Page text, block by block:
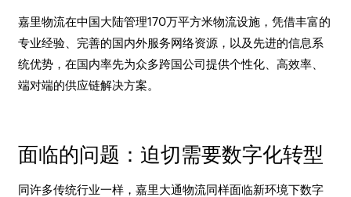
嘉里物流在中国大陆管理170万平方米物流设施，凭借丰富的
专业经验、完善的国内外服务网络资源，以及先进的信息系
统优势，在国内率先为众多跨国公司提供个性化、高效率、
端对端的供应链解决方案。
面临的问题：迫切需要数字化转型
同许多传统行业一样，嘉里大通物流同样面临新环境下数字